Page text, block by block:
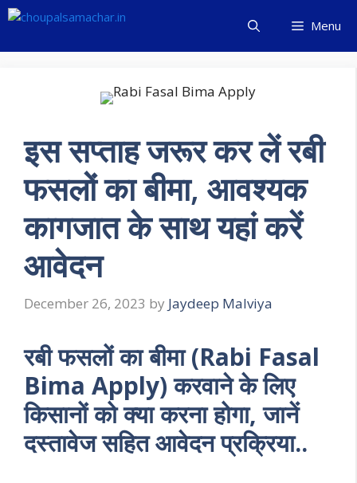
Skip
content
Menu
इस सप्ताह जरूर कर लें रबी
फसलों का बीमा, आवश्यक
कागजात के साथ यहां करें
आवेदन
December 26, 2023 by Jaydeep Malviya
रबी फसलों का बीमा (Rabi Fasal
Bima Apply) करवाने के लिए
किसानों को क्या करना होगा, जानें
दस्तावेज सहित आवेदन प्रक्रिया..